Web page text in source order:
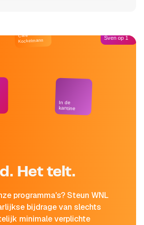
Het telt.
programma's? Steun WNL
bijdrage van slechts
minimale verplichte
Café
Kockelmann
In de
kantine
Sven op 1